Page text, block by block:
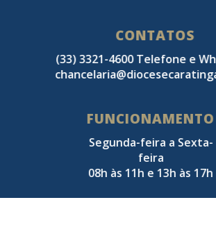
CONTATOS
(33) 3321-4600 Telefone e
FUNCIONAMENTO
Segunda-feira a Sexta-
feira
08h às 11h e 13h às 17h